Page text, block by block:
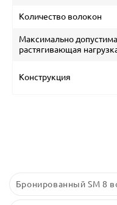
Количество волокон
Максимально
растягивающая
Конструкция
Бронированный SM 8